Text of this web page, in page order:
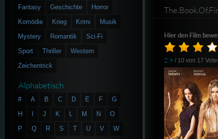
Hier den Film
2.9 / 10 von 17
Fantasy
Geschichte
Horror
Komödie
Krieg Krimi
Musik
Mystery
Romantik
Sci-Fi
Sport
Thriller
Western
Zeichentrick
Alphabetisch
# A B C D E F
G
H
J K L M N
O
P
Q R S T U V
W